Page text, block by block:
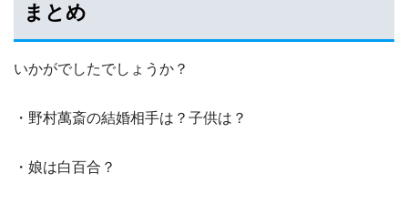
まとめ
いかがでしたでしょうか？
・野村萬斎の結婚相手は？子供は？
・娘は白百合？